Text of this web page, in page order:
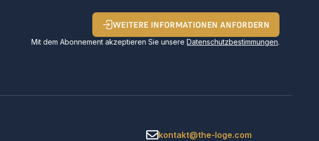
WEITERE INFORMATIONEN ANFORDERN
Mit dem Abonnement akzeptieren Sie unsereDatenschutzbestimmungen.
kontakt@the-loge.com